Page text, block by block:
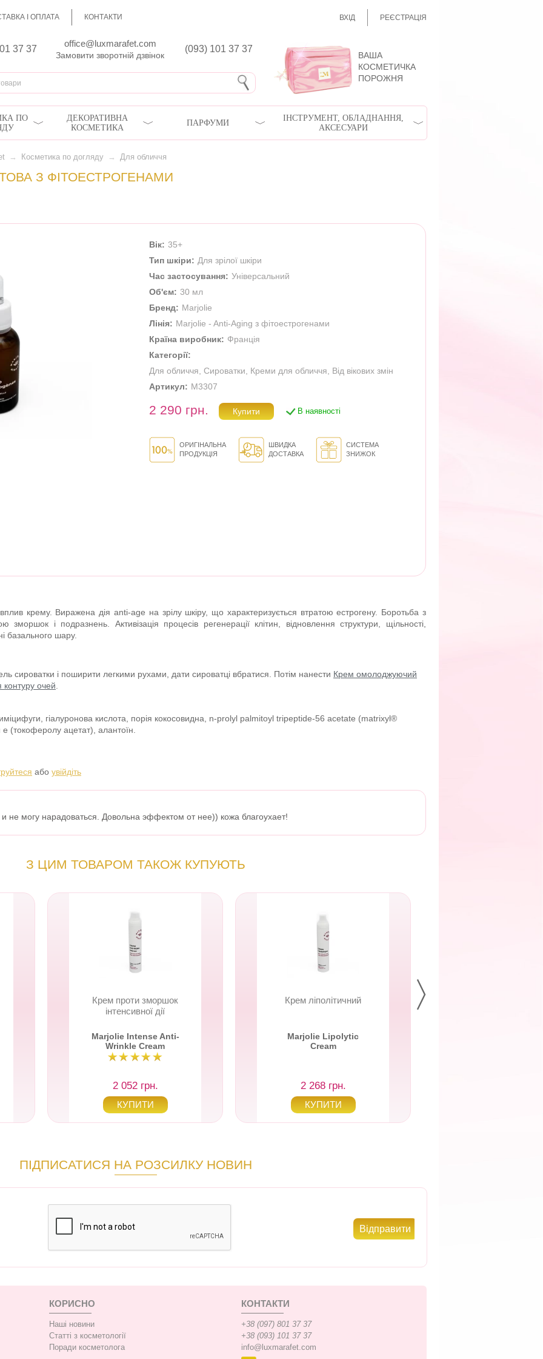
І ОПЛАТА КОНТАКТИ ВХІД РЕЄСТРАЦІЯ
37 37
office@luxmarafet.com
(093) 101 37 37
Замовити зворотній дзвінок
ВАША
КОСМЕТИЧКА
ПОРОЖНЯ
ПО
ДЕКОРАТИВНА
КОСМЕТИКА
ПАРФУМИ
ІНСТРУМЕНТ, ОБЛАДНАННЯ,
АКСЕСУАРИ
→ Косметика по догляду → Для обличчя
З ФІТОЕСТРОГЕНАМИ
Вік: 35+
Тип шкіри: Для зрілої шкіри
Час застосування: Універсальний
Об'єм: 30 мл
Бренд: Marjolie
Лінія: Marjolie - Anti-Aging з фітоестрогенами
Країна виробник: Франція
Категорії:
Для обличчя Сироватки Креми для обличчя
Від вікових змін
Артикул: M3307
2 290 грн. В наявності
ОРИГІНАЛЬНА
ПРОДУКЦІЯ
ШВИДКА
ДОСТАВКА
СИСТЕМА
ЗНИЖОК
крему. Виражена дія anti-age на зрілу шкіру, що характеризується втратою естрогену. Боротьба з
зморшок і подразнень. Активізація процесів регенерації клітин, відновлення структури, щільності,
базального шару.
сироватки і поширити легкими рухами, дати сироватці вбратися. Потім нанести Крем омолоджуючий
очей
гіалуронова кислота, порія кокосовидна, n-prolyl palmitoyl tripeptide-56 acetate (matrixyl®
(токоферолу ацетат), алантоїн.
або увійдіть
не могу нарадоваться. Довольна эффектом от нее)) кожа благоухает!
З ЦИМ ТОВАРОМ ТАКОЖ КУПУЮТЬ
Крем проти зморшок
інтенсивної дії
Marjolie Intense Anti-
Wrinkle Cream
2 052 грн.
Крем ліполітичний
Marjolie Lipolytic
Cream
2 268 грн.
ПІДПИСАТИСЯ НА РОЗСИЛКУ НОВИН
КОРИСНО
Наші новини
Статті з косметології
Поради косметолога
КОНТАКТИ
+38 (097) 801 37 37
+38 (093) 101 37 37
info@luxmarafet.com